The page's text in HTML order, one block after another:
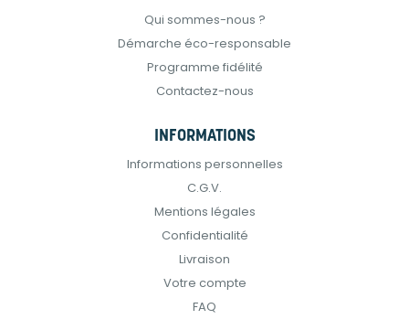
Qui sommes-nous ?
Démarche éco-responsable
Programme fidélité
Contactez-nous
INFORMATIONS
Informations personnelles
C.G.V.
Mentions légales
Confidentialité
Livraison
Votre compte
FAQ